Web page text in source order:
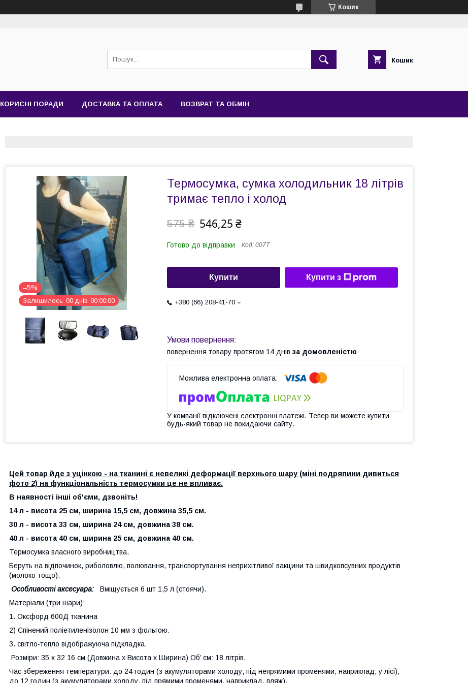
Кошик
Кошик
КОРИСНІ ПОРАДИ ДОСТАВКА ТА ОПЛАТА ВОЗВРАТ ТА ОБМІН
–5%
Залишилось 00 днів 00 00 00
Термосумка, сумка холодильник 18 літрів
тримає тепло і холод
575 ₴ 546,25 ₴
Готово до відправки Код: 007T
Купити Купити з
+380 (66) 208-41-70
повернення товару протягом 14 днів за домовленістю
У компанії підключені електронні платежі. Тепер ви можете купити
будь-який товар не покидаючи сайту.
Цей товар йде з уцінкою - на тканині є невеликі деформації верхнього шару (міні подряпини дивиться
фото 2) на функціональність термосумки це не впливає.
В наявності інші об'єми, дзвоніть!
14 л - висота 25 см, ширина 15,5 см, довжина 35,5 см.
30 л - висота 33 см, ширина 24 см, довжина 38 см.
40 л - висота 40 см, ширина 25 см, довжина 40 см.
Термосумка власного виробництва.
Беруть на відпочинок, риболовлю, полювання, транспортування неприхітливої вакцини та швидкопсувних продуктів
(молоко тощо).
Особливості аксесуара: Вміщується 6 шт 1,5 л (стоячи).
Матеріали (три шари):
1. Оксфорд 600Д тканина
2) Спінений поліетиленізолон 10 мм з фольгою.
3. світло-тепло відображуюча підкладка.
Розміри: 35 х 32 16 см (Довжина x Висота x Ширина) Об’ єм: 18 літрів.
Час збереження температури: до 24 годин (з акумуляторами холоду, під непрямими променями, наприклад, у лісі),
до 12 годин (з акумуляторами холоду, під прямими променями, наприклад, пляж).